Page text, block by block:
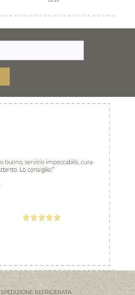
SPEDIZIONE REFRIGERATA